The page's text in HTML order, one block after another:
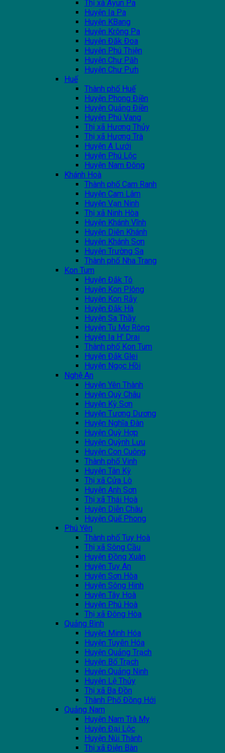
Thị xã Ayun Pa
Huyện Ia Pa
Huyện KBang
Huyện Krông Pa
Huyện Đăk Đoa
Huyện Phú Thiện
Huyện Chư Păh
Huyện Chư Pưh
Huế
Thành phố Huế
Huyện Phong Điền
Huyện Quảng Điền
Huyện Phú Vang
Thị xã Hương Thủy
Thị xã Hương Trà
Huyện A Lưới
Huyện Phú Lộc
Huyện Nam Đông
Khánh Hoà
Thành phố Cam Ranh
Huyện Cam Lâm
Huyện Vạn Ninh
Thị xã Ninh Hòa
Huyện Khánh Vĩnh
Huyện Diên Khánh
Huyện Khánh Sơn
Huyện Trường Sa
Thành phố Nha Trang
Kon Tum
Huyện Đắk Tô
Huyện Kon Plông
Huyện Kon Rẫy
Huyện Đắk Hà
Huyện Sa Thầy
Huyện Tu Mơ Rông
Huyện Ia H' Drai
Thành phố Kon Tum
Huyện Đắk Glei
Huyện Ngọc Hồi
Nghệ An
Huyện Yên Thành
Huyện Quỳ Châu
Huyện Kỳ Sơn
Huyện Tương Dương
Huyện Nghĩa Đàn
Huyện Quỳ Hợp
Huyện Quỳnh Lưu
Huyện Con Cuông
Thành phố Vinh
Huyện Tân Kỳ
Thị xã Cửa Lò
Huyện Anh Sơn
Thị xã Thái Hoà
Huyện Diễn Châu
Huyện Quế Phong
Phú Yên
Thành phố Tuy Hoà
Thị xã Sông Cầu
Huyện Đồng Xuân
Huyện Tuy An
Huyện Sơn Hòa
Huyện Sông Hinh
Huyện Tây Hoà
Huyện Phú Hoà
Thị xã Đông Hòa
Quảng Bình
Huyện Minh Hóa
Huyện Tuyên Hóa
Huyện Quảng Trạch
Huyện Bố Trạch
Huyện Quảng Ninh
Huyện Lệ Thủy
Thị xã Ba Đồn
Thành Phố Đồng Hới
Quảng Nam
Huyện Nam Trà My
Huyện Đại Lộc
Huyện Núi Thành
Thị xã Điện Bàn